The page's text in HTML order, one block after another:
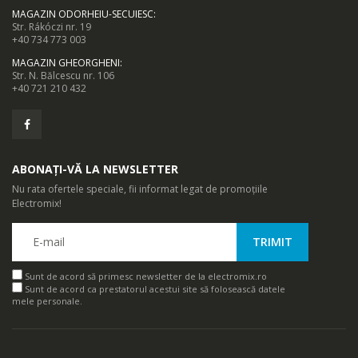
MAGAZIN ODORHEIU-SECUIESC:
Str. Rákóczi nr. 19
+40 734 773 003
MAGAZIN GHEORGHENI:
Str. N. Bălcescu nr. 106
+40 721 210 432
ABONAȚI-VĂ LA NEWSLETTER
Nu rata ofertele speciale, fii informat legat de promoțiile
Electromix!
Sunt de acord să primesc newsletter de la electromix.ro
Sunt de acord ca prestatorul acestui site să folosească datele
mele personale.